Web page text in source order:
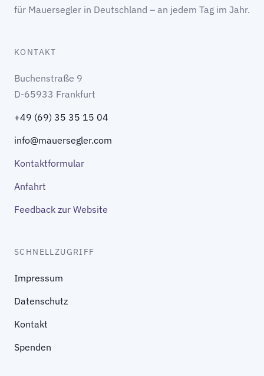
für Mauersegler in Deutschland – an jedem Tag im Jahr.
KONTAKT
Buchenstraße 9
D-65933 Frankfurt
+49 (69) 35 35 15 04
info@mauersegler.com
Kontaktformular
Anfahrt
Feedback zur Website
SCHNELLZUGRIFF
Impressum
Datenschutz
Kontakt
Spenden